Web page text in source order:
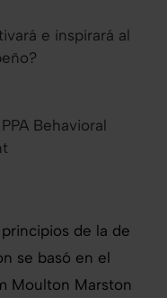
e inspirará al
de la de
se basó en el
Moulton Marston